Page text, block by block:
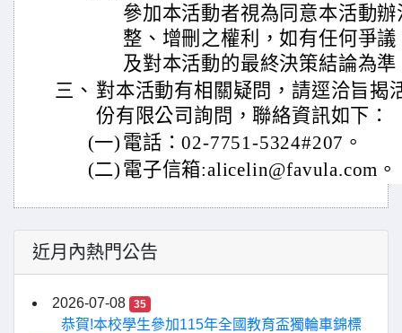
參加本活動者視為同意本活動
整、增刪之權利，如有任何爭
及對本活動的最終決策結論為準
三、 對本活動有相關疑問，請逕洽旨揭
份有限公司詢問，聯絡資訊如下：
(一) 電話：02-7751-5324#207。
(二) 電子信箱:alicelin@favula.com。
近月內熱門公告
2026-07-08 35
恭賀!本校學生參加115年全國教育盃獨輪車錦標